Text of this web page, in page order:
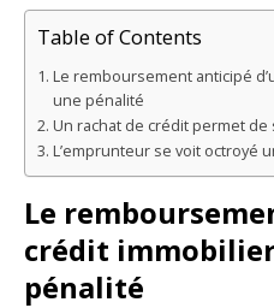
Table of Contents
Le remboursement anticipé
une pénalité
Un rachat de crédit permet de
L’emprunteur se voit octroyé
Le
crédit
pénalité